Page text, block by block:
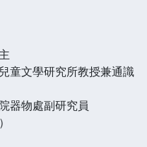
文學研究所教授兼通識
物處副研究員